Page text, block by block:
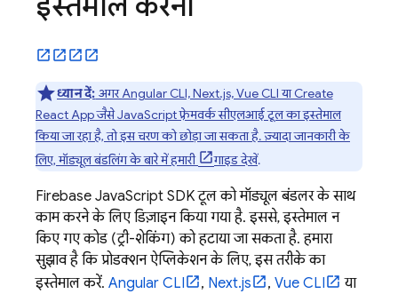
ध्यान दें: अगर Angular CLI, Next.js, Vue CLI या Create
React App जैसे JavaScript फ़्रेमवर्क सीएलआई टूल का इस्तेमाल
किया जा रहा है, तो इस चरण को छोड़ा जा सकता है. ज़्यादा जानकारी के
लिए, मॉड्यूल बंडलिंग के बारे में हमारी
गाइड देखें.
Firebase JavaScript SDK टूल को मॉड्यूल बंडलर के साथ
काम करने के लिए डिज़ाइन किया गया है. इससे, इस्तेमाल न
किए गए कोड (ट्री-शेकिंग) को हटाया जा सकता है. हमारा
सुझाव है कि प्रोडक्शन ऐप्लिकेशन के लिए, इस तरीके का
इस्तेमाल करें. Angular CLI , Next.js , Vue CLI
या